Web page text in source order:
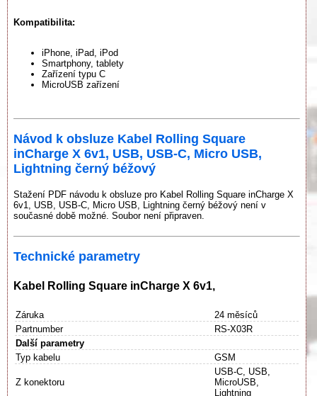
Kompatibilita:
iPhone, iPad, iPod
Smartphony, tablety
Zařízení typu C
MicroUSB zařízení
Návod k obsluze Kabel Rolling Square
inCharge X 6v1, USB, USB-C, Micro USB,
Lightning černý béžový
Stažení PDF návodu k obsluze pro Kabel Rolling Square inCharge X
6v1, USB, USB-C, Micro USB, Lightning černý béžový není v
současné době možné. Soubor není připraven.
Technické parametry
Kabel Rolling Square inCharge X 6v1,
Záruka
24 měsíců
Partnumber
RS-X03R
Další parametry
Typ kabelu
GSM
Z konektoru
USB-C, USB,
MicroUSB,
Lightning